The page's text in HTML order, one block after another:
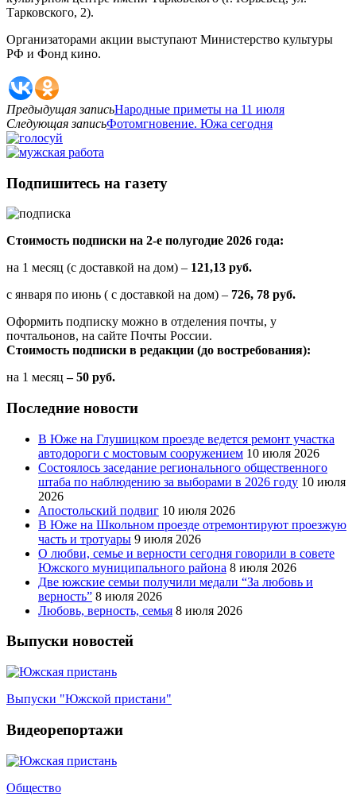
Тарковского, 2).
Организаторами акции выступают Министерство культуры
РФ и Фонд кино.
Предыдущая записьНародные приметы на 11 июля
Следующая записьФотомгновение. Южа сегодня
Подпишитесь на газету
Стоимость подписки на 2-е полугодие 2026 года:
на 1 месяц (с доставкой на дом) – 121,13 руб.
с января по июнь ( с доставкой на дом) – 726, 78 руб.
Оформить подписку можно в отделения почты, у
почтальонов, на сайте Почты России.
Стоимость подписки в редакции (до востребования):
на 1 месяц – 50 руб.
Последние новости
В Юже на Глушицком проезде ведется ремонт участка
автодороги с мостовым сооружением 10 июля 2026
Состоялось заседание регионального общественного
штаба по наблюдению за выборами в 2026 году 10 июля
2026
Апостольский подвиг 10 июля 2026
В Юже на Школьном проезде отремонтируют проезжую
часть и тротуары 9 июля 2026
О любви, семье и верности сегодня говорили в совете
Южского муниципального района 8 июля 2026
Две южские семьи получили медали “За любовь и
верность” 8 июля 2026
Любовь, верность, семья 8 июля 2026
Выпуски новостей
Выпуски "Южской пристани"
Видеорепортажи
Общество